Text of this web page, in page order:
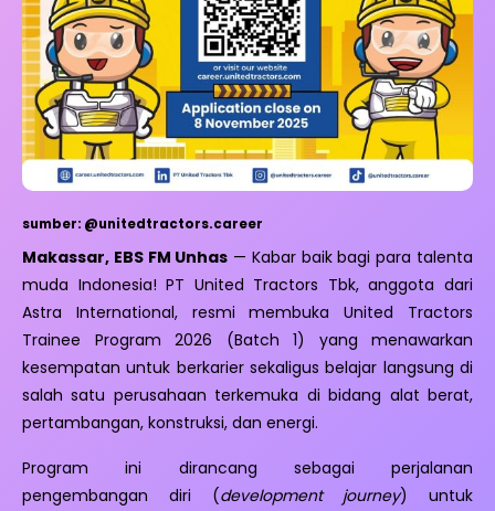
sumber: @unitedtractors.career
Makassar, EBS FM Unhas — Kabar baik bagi para talenta
muda Indonesia! PT United Tractors Tbk, anggota dari
Astra International, resmi membuka United Tractors
Trainee Program 2026 (Batch 1) yang menawarkan
kesempatan untuk berkarier sekaligus belajar langsung di
salah satu perusahaan terkemuka di bidang alat berat,
pertambangan, konstruksi, dan energi.
Program ini dirancang sebagai perjalanan
pengembangan diri (development journey) untuk